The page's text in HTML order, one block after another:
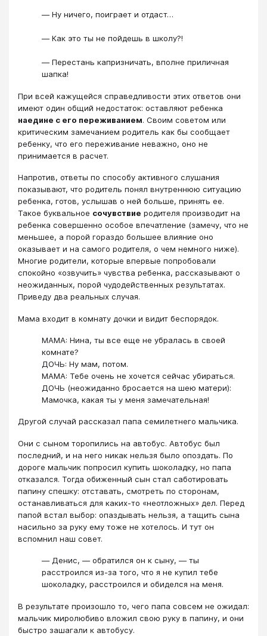
― Ну ничего, поиграет и отдаст…
― Как это ты не пойдешь в школу?!
― Перестань капризничать, вполне приличная
шапка!
При всей кажущейся справедливости этих ответов они
имеют один общий недостаток: оставляют ребенка
наедине с его переживанием. Своим советом или
критическим замечанием родитель как бы сообщает
ребенку, что его переживание неважно, оно не
принимается в расчет.
Напротив, ответы по способу активного слушания
показывают, что родитель понял внутреннюю ситуацию
ребенка, готов, услышав о ней больше, принять ее.
Такое буквальное сочувствие родителя производит на
ребенка совершенно особое впечатление (замечу, что не
меньшее, а порой гораздо большее влияние оно
оказывает и на самого родителя, о чем немного ниже).
Многие родители, которые впервые попробовали
спокойно «озвучить» чувства ребенка, рассказывают о
неожиданных, порой чудодейственных результатах.
Приведу два реальных случая.
Мама входит в комнату дочки и видит беспорядок.
МАМА: Нина, ты все еще не убралась в своей
комнате?
ДОЧЬ: Ну мам, потом.
МАМА: Тебе очень не хочется сейчас убираться.
ДОЧЬ (неожиданно бросается на шею матери):
Мамочка, какая ты у меня замечательная!
Другой случай рассказал папа семилетнего мальчика.
Они с сыном торопились на автобус. Автобус был
последний, и на него никак нельзя было опоздать. По
дороге мальчик попросил купить шоколадку, но папа
отказался. Тогда обиженный сын стал саботировать
папину спешку: отставать, смотреть по сторонам,
останавливаться для каких-то «неотложных» дел. Перед
папой встал выбор: опаздывать нельзя, а тащить сына
насильно за руку ему тоже не хотелось. И тут он
вспомнил наш совет.
― Денис, ― обратился он к сыну, ― ты
расстроился из-за того, что я не купил тебе
шоколадку, расстроился и обиделся на меня.
В результате произошло то, чего папа совсем не ожидал:
мальчик миролюбиво вложил свою руку в папину, и они
быстро зашагали к автобусу.